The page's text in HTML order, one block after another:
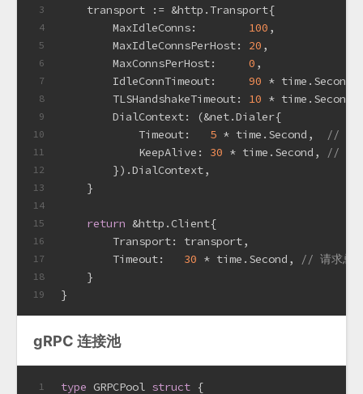
3
4
5
6
7
8
9
10
11
12
13
14
15
16
17
18
19
    transport := &http.Transport{
        MaxIdleConns:
100
        MaxIdleConnsPerHost:
20
        MaxConnsPerHost:
0
        IdleConnTimeout:
90 *
        TLSHandshakeTimeout:
10 *
        DialContext: (&net.Dialer{
            Timeout:
5 * time.Second,
// 连
            KeepAlive:
30 * time.Second,
//
        }).DialContext,
    }
return &http.Client{
        Transport: transport,
        Timeout:
30 * time.Second,
// 请求总
    }
}
gRPC 连接池
1
type GRPCPool struct {